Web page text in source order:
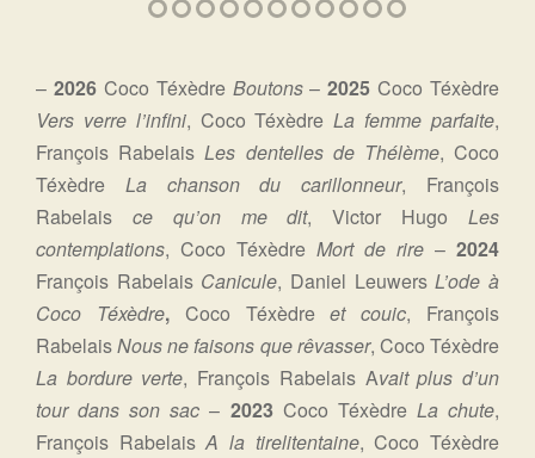
– 2026Coco Téxèdre Boutons–2025Coco Téxèdre
Vers verre l’infini, Coco TéxèdreLa femme parfaite,
François RabelaisLes dentelles de Thélème, Coco
Téxèdre La chanson du carillonneur, François
Rabelais ce qu’on me dit, Victor HugoLes
contemplations, Coco Téxèdre Mort de rire – 2024
François Rabelais Canicule, Daniel LeuwersL’ode à
Coco Téxèdre, Coco Téxèdreet couic, François
RabelaisNous ne faisons que rêvasser, Coco Téxèdre
La bordure verte, François Rabelais Avait plus d’un
tour dans son sac – 2023 Coco Téxèdre La chute,
François RabelaisA la tirelitentaine, Coco Téxèdre